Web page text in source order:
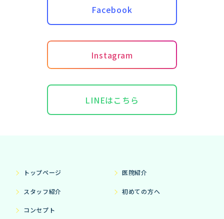
Facebook
Instagram
LINEはこちら
トップページ 医院紹介
スタッフ紹介 初めての方へ
コンセプト